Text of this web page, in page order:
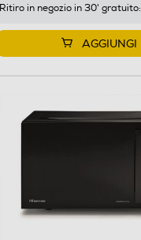
Ritiro in negozio in 30' gratuito:
AGGIUNGI